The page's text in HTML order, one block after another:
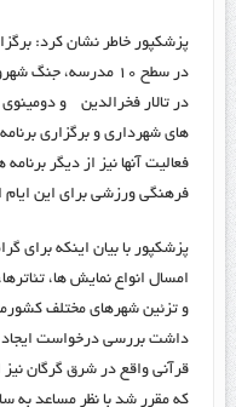
پزشکپور خاطر نشان کرد:
در سطح ۱۰ مدرسه،
در تالار فخرالدین و
های شهرداری و برگزاری
فعالیت آنها نیز از دیگر
فرهنگی ورزشی برای این
پزشکپور با بیان اینکه برای
امسال انواع نمایش ها،
و تزئین شهرهای مختلف
داشت بررسی درخواست ایجاد
قرآنی واقع در شرق گرگان
که مقرر شد با نظر مساعد به